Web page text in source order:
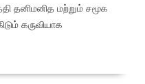
தனிமனித மற்றும் சமூக
கருவியாக